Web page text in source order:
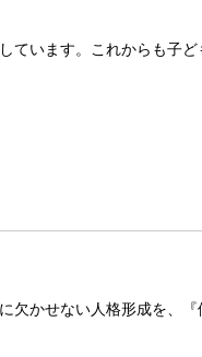
います。これからも子ど
かせない人格形成を、『